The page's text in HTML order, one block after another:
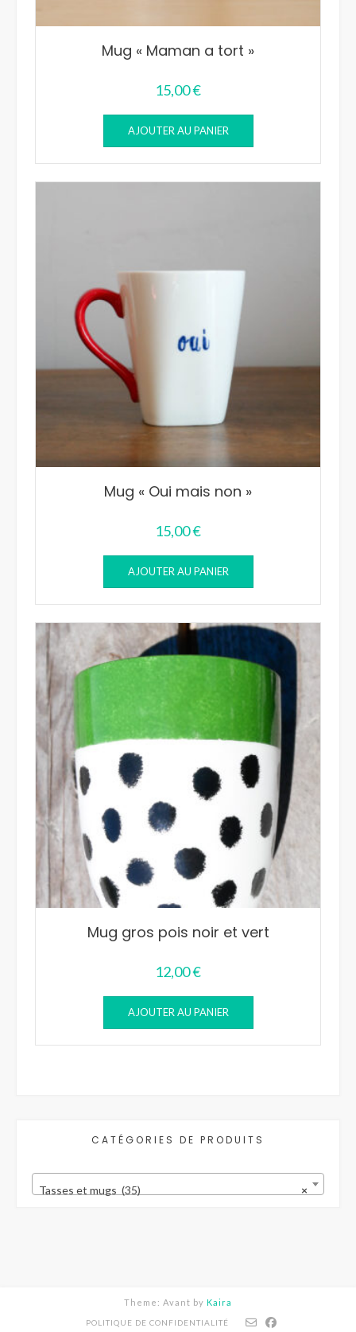
Mug « Maman a tort »
15,00€
AJOUTER AU PANIER
Mug « Oui mais non »
15,00€
AJOUTER AU PANIER
Mug gros pois noir et vert
12,00€
AJOUTER AU PANIER
CATÉGORIES DE PRODUITS
×
Tasses et mugs (35)
Theme: Avant by Kaira
POLITIQUE DE CONFIDENTIALITÉ